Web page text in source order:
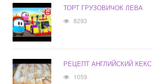
ТОРТ ГРУЗОВИЧОК ЛЕВА
8293
РЕЦЕПТ АНГЛИЙСКИЙ КЕКС
1059